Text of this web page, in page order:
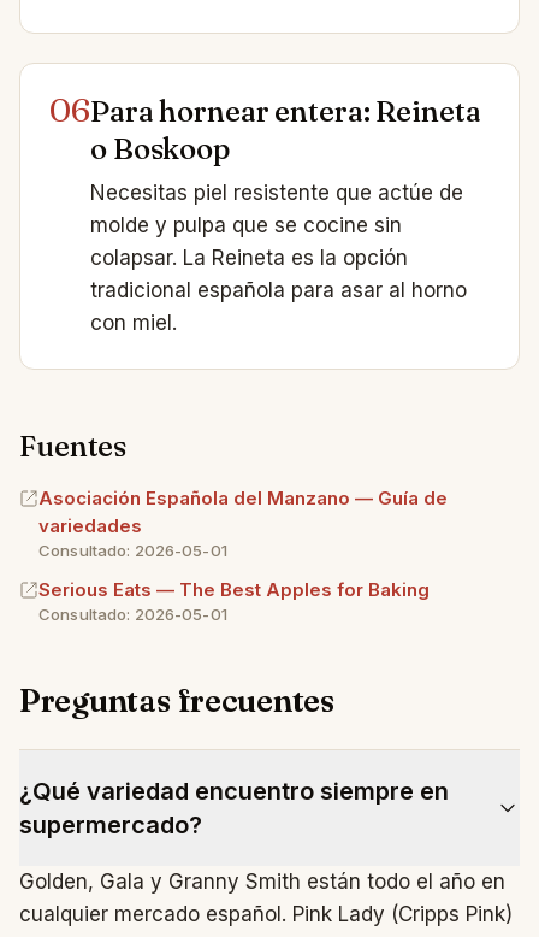
06Para hornear entera: Reineta
o Boskoop
Necesitas piel resistente que actúe de
molde y pulpa que se cocine sin
colapsar. La Reineta es la opción
tradicional española para asar al horno
con miel.
Fuentes
Asociación Española del Manzano — Guía de
variedades
Consultado: 2026-05-01
Serious Eats — The Best Apples for Baking
Consultado: 2026-05-01
Preguntas frecuentes
¿Qué variedad encuentro siempre en
supermercado?
Golden, Gala y Granny Smith están todo el año en
cualquier mercado español. Pink Lady (Cripps Pink)